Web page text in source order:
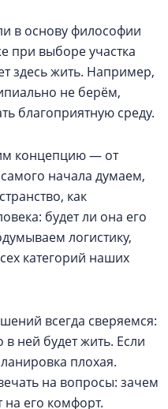
в основу философии
при выборе участка
здесь жить. Например,
не берём,
благоприятную среду.
концепцию — от
начала думаем,
как
будет ли она его
логистику,
категорий наших
всегда сверяемся:
в ней будет жить. Если
плохая.
на вопросы: зачем
на его комфорт.